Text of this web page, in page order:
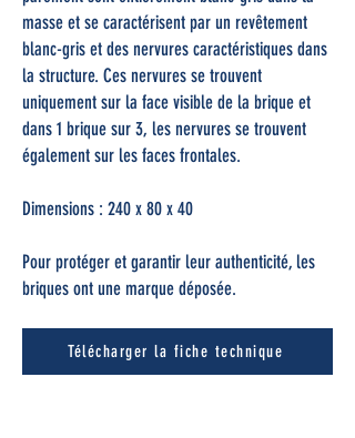
masse et se caractérisent par un revêtement
blanc-gris et des nervures caractéristiques dans
la structure. Ces nervures se trouvent
uniquement sur la face visible de la brique et
dans 1 brique sur 3, les nervures se trouvent
également sur les faces frontales.
Dimensions : 240 x 80 x 40
Pour protéger et garantir leur authenticité, les
briques ont une marque déposée.
Télécharger la fiche technique